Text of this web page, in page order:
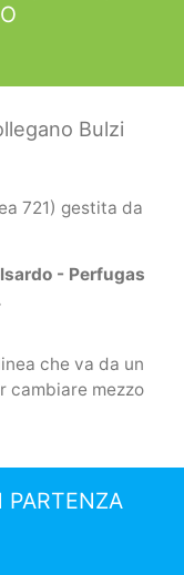
Bulzi
721) gestita da
- Perfugas
che va da un
cambiare mezzo
PARTENZA